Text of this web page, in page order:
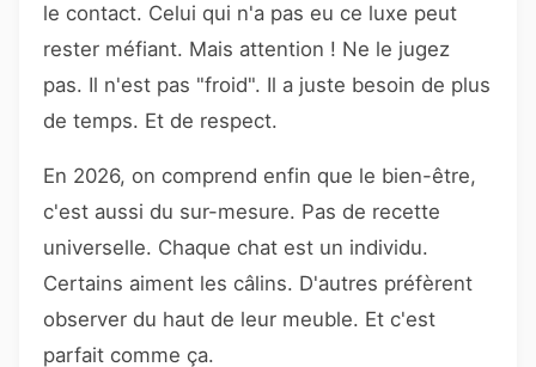
le contact. Celui qui n'a pas eu ce luxe peut
rester méfiant. Mais attention ! Ne le jugez
pas. Il n'est pas "froid". Il a juste besoin de plus
de temps. Et de respect.
En 2026, on comprend enfin que le bien-être,
c'est aussi du sur-mesure. Pas de recette
universelle. Chaque chat est un individu.
Certains aiment les câlins. D'autres préfèrent
observer du haut de leur meuble. Et c'est
parfait comme ça.